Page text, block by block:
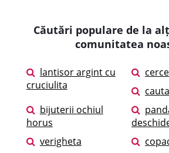
Căutări populare de la
comunitatea
lantisor argint cu
cruciulita
bijuterii ochiul
horus
verigheta